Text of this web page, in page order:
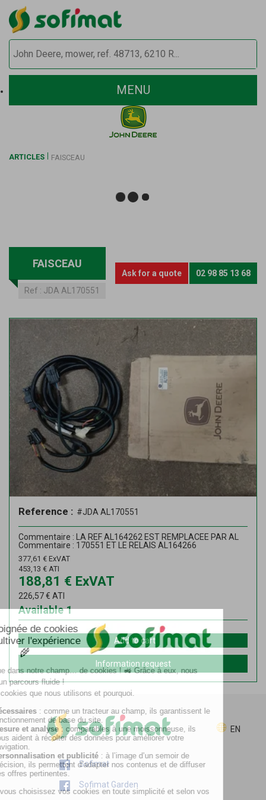
MENU
ARTICLES FAISCEAU
FAISCEAU
Ref : JDA AL170551
Ask for a quote 02 98 85 13 68
Reference : #JDA AL170551
Commentaire : LA REF AL164262 EST REMPLACEE PAR AL
Commentaire : 170551 ET LE RELAIS AL164266
377,61 € ExVAT
453,13 € ATI
188,81 € ExVAT
226,57€ ATI
1
Available
Add to cart
Information request
EN
Sofimat
Sofimat Garden